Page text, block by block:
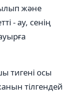
және
- ау, сенің
тигені осы
тілгендей